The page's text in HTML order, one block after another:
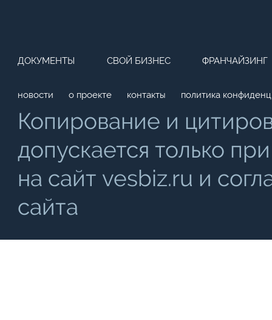
ДОКУМЕНТЫ СВОЙ БИЗНЕС ФРАНЧАЙЗИНГ
новости о проекте контакты политика
Копирование и
допускается только
на сайт vesbiz.ru и
сайта